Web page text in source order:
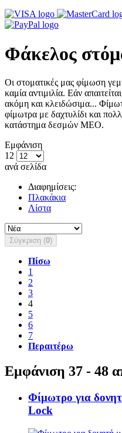
Φάκελος
Οι στοματικές μας φίμωση
καμία αντιμιλία. Εάν
ακόμη και κλειδώσιμα...
φίμωτρα με δαχτυλίδι και
κατάστημα δεσμών MEO.
Εμφάνιση
12
ανά σελίδα
Διαφημίσεις:
Πλακάκια
Λίστα
Σύγκριση (0)
Πίσω
1
2
3
4
5
6
7
Περαιτέρω
Εμφάνιση 37 - 48
Φίμωτρο για
Lock